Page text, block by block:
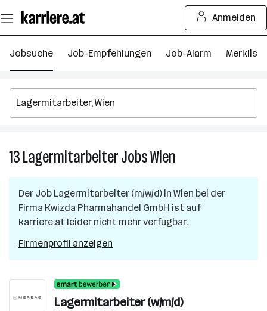
Seiteninhalt
springen
Anmelden
Jobsuche Job-Empfehlungen Job-Alarm Merkliste
13LagermitarbeiterJobsWien
in
Wien
Der Job Lagermitarbeiter (m/w/d) in Wien bei der
Firma Kwizda Pharmahandel GmbH ist auf
karriere.at leider nicht mehr verfügbar.
Firmenprofil anzeigen
Lagermitarbeiter (w/m/d)